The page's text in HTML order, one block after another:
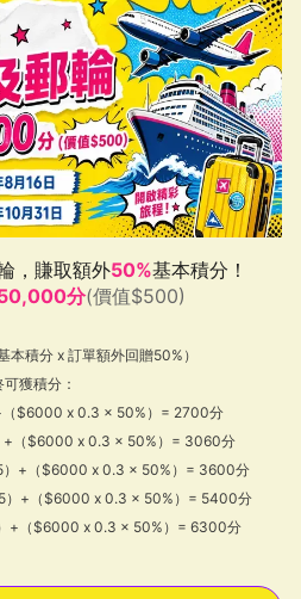
，賺取額外50%基本積分！
分(價值$500)
本積分 x 訂單額外回贈50%）
獲積分：
$6000 x 0.3 x 50%）= 2700分
+（$6000 x 0.3 x 50%）= 3060分
）+（$6000 x 0.3 x 50%）= 3600分
）+（$6000 x 0.3 x 50%）= 5400分
+（$6000 x 0.3 x 50%）= 6300分